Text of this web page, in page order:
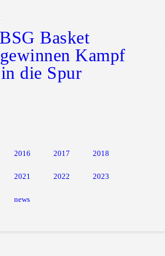
Basket
Kampf
die Spur
2016 2017 2018
2021 2022 2023
news